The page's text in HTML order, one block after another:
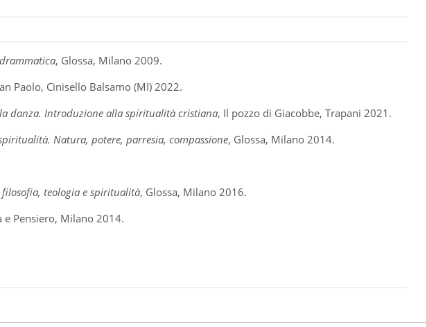
, Glossa, Milano 2009.
Paolo, Cinisello Balsamo (MI) 2022.
danza. Introduzione alla spiritualità cristiana, Il pozzo di Giacobbe, Trapani 2021.
Natura, potere, parresia, compassione, Glossa, Milano 2014.
filosofia, teologia e spiritualità, Glossa, Milano 2016.
e Pensiero, Milano 2014.